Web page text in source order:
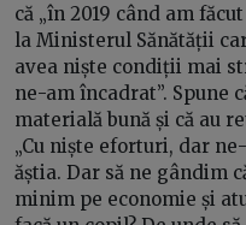
că „în 2019 când am
la Ministerul Sănătății
avea niște condiții mai
ne-am încadrat”. Spune
materială bună și că au
„Cu niște eforturi, dar
ăștia. Dar să ne gândim
minim pe economie și